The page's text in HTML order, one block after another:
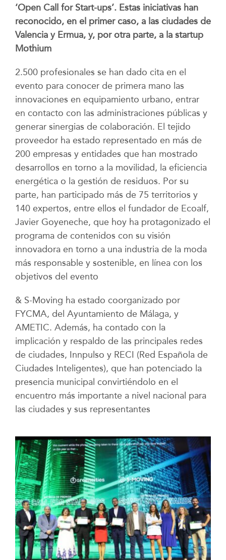
‘Open Call for Start-ups’. Estas iniciativas han
reconocido, en el primer caso, a las ciudades de
Valencia y Ermua, y, por otra parte, a la startup
Mothium
2.500 profesionales se han dado cita en el
evento para conocer de primera mano las
innovaciones en equipamiento urbano, entrar
en contacto con las administraciones públicas y
generar sinergias de colaboración. El tejido
proveedor ha estado representado en más de
200 empresas y entidades que han mostrado
desarrollos en torno a la movilidad, la eficiencia
energética o la gestión de residuos. Por su
parte, han participado más de 75 territorios y
140 expertos, entre ellos el fundador de Ecoalf,
Javier Goyeneche, que hoy ha protagonizado el
programa de contenidos con su visión
innovadora en torno a una industria de la moda
más responsable y sostenible, en línea con los
objetivos del evento
& S-Moving ha estado coorganizado por
FYCMA, del Ayuntamiento de Málaga, y
AMETIC. Además, ha contado con la
implicación y respaldo de las principales redes
de ciudades, Innpulso y RECI (Red Española de
Ciudades Inteligentes), que han potenciado la
presencia municipal convirtiéndolo en el
encuentro más importante a nivel nacional para
las ciudades y sus representantes